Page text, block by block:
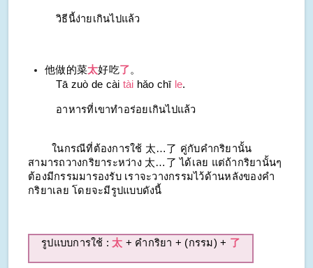
วิธีนี้ง่ายเกินไปแล้ว
他做的菜太好吃了。
Tā zuò de cài tài hǎo chī le.
อาหารที่เขาทำอร่อยเกินไปแล้ว
ในกรณีที่ต้องการใช้ 太…了 คู่กับคำกริยานั้น
สามารถวางกริยาระหว่าง 太…了 ได้เลย แต่ถ้ากริยานั้นๆ
ต้องมีกรรมมารองรับ เราจะวางกรรมไว้ด้านหลังของคำ
กริยาเลย โดยจะมีรูปแบบดังนี้
รูปแบบการใช้ : 太 + คำกริยา + (กรรม) + 了